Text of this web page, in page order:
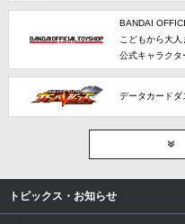
BANDAI
こどもから大
公式キャラクタ
データカード
トピックス・お知らせ